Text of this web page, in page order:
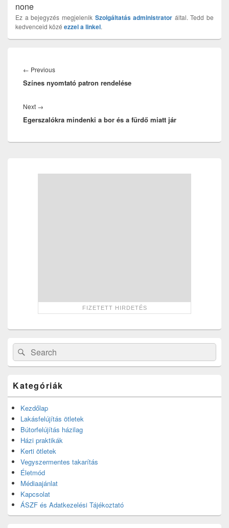
none
Ez a bejegyzés megjelenik Szolgáltatás administrator által. Tedd be
kedvenceid közé ezzel a linkel.
navigáció
← PreviousPrevious
post:
Színes nyomtató patron rendelése
Next →
post:
Egerszalókra mindenki a bor és a fürdő miatt jár
Search
for:
Search
Kategóriák
Kezdőlap
Lakásfelújítás ötletek
Bútorfelújítás házilag
Házi praktikák
Kerti ötletek
Vegyszermentes takarítás
Életmód
Médiaajánlat
Kapcsolat
ÁSZF és Adatkezelési Tájékoztató